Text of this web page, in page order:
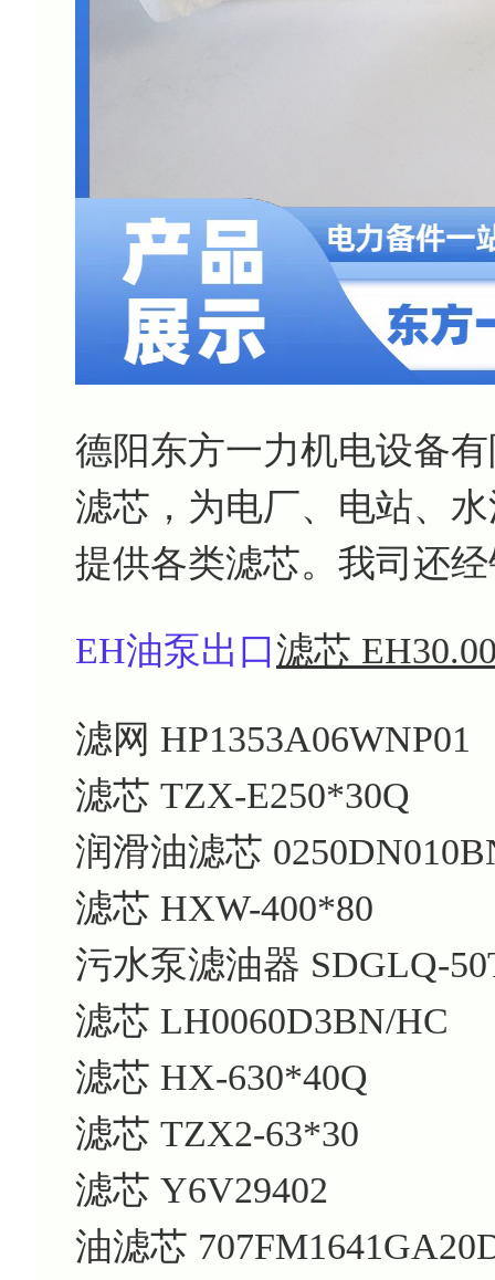
德阳东方一力机电设备
滤芯，为电厂、电站、
提供各类滤芯。我司还
EH油泵出口滤芯
滤网 HP1353A06WNP01
滤芯 TZX-E250*30Q
润滑油滤芯
滤芯 HXW-400*80
污水泵滤油器 SDGLQ-
滤芯 LH0060D3BN/HC
滤芯 HX-630*40Q
滤芯 TZX2-63*30
滤芯 Y6V29402
油滤芯